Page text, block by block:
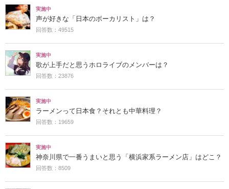
実施中
声が好きな「日本のボーカリスト」は？
回答数：49515
実施中
歌が上手だと思うホロライブのメンバーは？
回答数：23876
実施中
ラーメンって日本食？それとも中華料理？
回答数：19659
実施中
神奈川県で一番うまいと思う「横浜家系ラーメン店」はどこ？
回答数：8509